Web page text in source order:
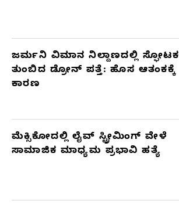
ಜರ್ಮನಿ ವಿಮಾನ ನಿಲ್ದಾಣದಲ್ಲಿ ಸ್ಫೋಟಕ
ತುಂಬಿದ ಡ್ರೋನ್ ಪತ್ತೆ: ಹೊಸ ಆತಂಕಕ್ಕೆ
ಕಾರಣ
ಮೆಕ್ಸಿಕೋದಲ್ಲಿ ಲೈವ್ ಸ್ಟ್ರೀಮಿಂಗ್ ವೇಳೆ
ಸಾಮಾಜಿಕ ಮಾಧ್ಯಮ ಪ್ರಭಾವಿ ಹತ್ಯೆ